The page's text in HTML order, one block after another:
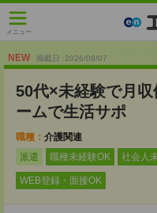
メニュー
NEW 掲載日 :2026/08/07
50代×未経験で月
ームで生活サポ
職種： 介護関連
派遣
職種未経験OK 社会人
WEB登録・面接OK